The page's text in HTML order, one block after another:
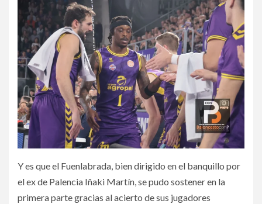
Y es que el Fuenlabrada, bien dirigido en el banquillo por
el ex de Palencia Iñaki Martín, se pudo sostener en la
primera parte gracias al acierto de sus jugadores